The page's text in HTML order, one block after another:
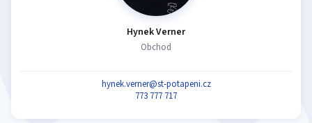
Hynek Verner
Obchod
hynek.verner@st-potapeni.cz
773 777 717